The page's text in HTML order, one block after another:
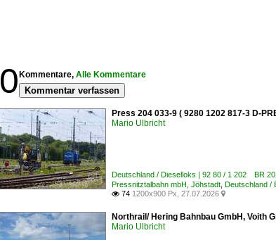
0 Kommentare, Alle Kommentare
Kommentar verfassen
Press 204 033-9 ( 9280 1202 817-3 D-
Mario Ulbricht
Deutschland / Dieselloks | 92 80 / 1 202 BR
Pressnitztalbahn mbH, Jöhstadt Deutschland /
 74 1200x900 Px, 27.07.2026 
Northrail/ Hering Bahnbau GmbH, Voith
Mario Ulbricht